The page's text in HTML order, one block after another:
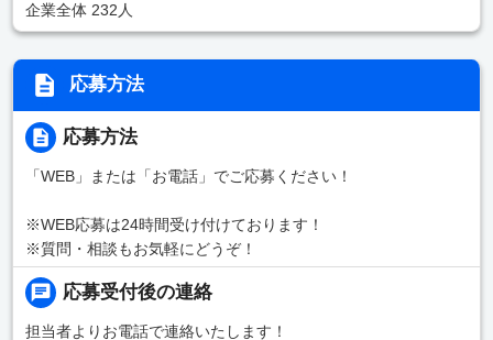
企業全体 232人
応募方法
応募方法
「WEB」または「お電話」でご応募ください！
※WEB応募は24時間受け付けております！
※質問・相談もお気軽にどうぞ！
応募受付後の連絡
担当者よりお電話で連絡いたします！